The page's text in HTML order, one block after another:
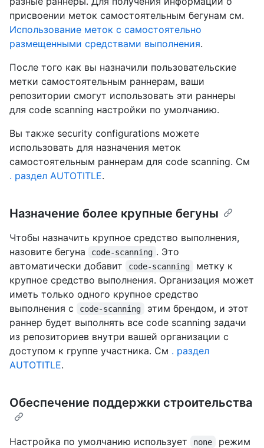
присвоении меток самостоятельным бегунам см.
Использование меток с самостоятельно
размещенными средствами выполнения.
После того как вы назначили пользовательские
метки самостоятельным раннерам, ваши
репозитории смогут использовать эти раннеры
для code scanning настройки по умолчанию.
Вы также security configurations можете
использовать для назначения меток
самостоятельным раннерам для code scanning. См
. раздел AUTOTITLE.
Назначение более крупные бегуны
Чтобы назначить крупное средство выполнения,
назовите бегуна
code-scanning . Это
автоматически добавит
code-scanning
метку к
крупное средство выполнения. Организация может
иметь только одного крупное средство
выполнения с
code-scanning
этим брендом, и этот
раннер будет выполнять все code scanning задачи
из репозиториев внутри вашей организации с
доступом к группе участника. См . раздел
AUTOTITLE.
Обеспечение поддержки строительства
Настройка по умолчанию использует none
режим